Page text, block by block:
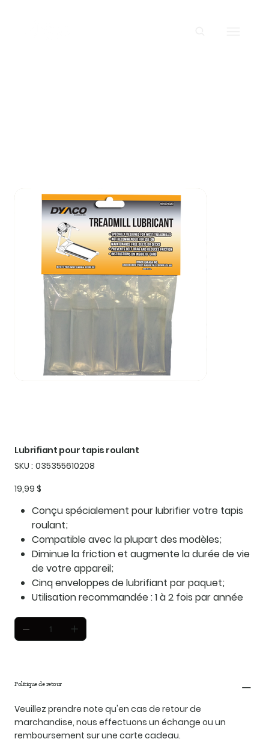
Lubrifiant pour tapis roulant
SKU : SKU
035355610208
035355610208
Prix
19,99 $
Conçu spécialement pour lubrifier votre tapis
roulant;
Compatible avec la plupart des modèles;
Diminue la friction et augmente la durée de vie
de votre appareil;
Cinq enveloppes de lubrifiant par paquet;
Utilisation recommandée : 1 à 2 fois par année
Politique de retour
Veuillez prendre note qu'en cas de retour de
marchandise, nous effectuons un échange ou un
remboursement sur une carte cadeau.